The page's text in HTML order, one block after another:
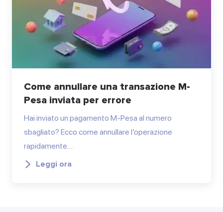
Come annullare una transazione M-
Pesa inviata per errore
Hai inviato un pagamento M-Pesa al numero
sbagliato? Ecco come annullare l’operazione
rapidamente.…
Leggi ora